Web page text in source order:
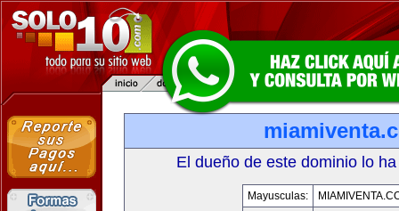
El dueño de este dominio lo
Mayusculas: